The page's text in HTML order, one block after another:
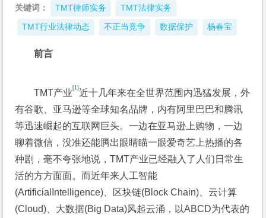
关键词： TMT律师实务 TMT法律实务
TMT行业法律动态 不正当竞争 数据保护 杨春宝
前言
TMT产业
[1]
近十几年来在全世界范围内迅猛发展，外
有谷歌、亚马逊等全球知名品牌，内有阿里巴巴和腾讯
等迅速崛起的互联网巨头。一边在亚马逊上购物，一边
聊着微信，没准还能腾出眼睛瞄一眼爱奇艺上热播的各
种剧，毫不夸张地说，TMT产业已经融入了人们日常生
活的方方面面。而近年来人工智能
(ArtificialIntelligence)、区块链(Block Chain)、云计算
(Cloud)、大数据(Big Data)风起云涌，以ABCD为代表的